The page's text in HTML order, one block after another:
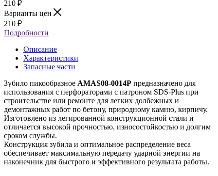
210 ₽
Варианты цен
210 ₽
Подробности
Описание
Характеристики
Запасные части
Зубило пикообразное AMAS08-0014P предназначено для
использования с перфораторами с патроном SDS-Plus при
строительстве или ремонте для легких долбежных и
демонтажных работ по бетону, природному камню, кирпичу.
Изготовлено из легированной конструкционной стали и
отличается высокой прочностью, износостойкостью и долгим
сроком службы.
Конструкция зубила и оптимальное распределение веса
обеспечивает максимальную передачу ударной энергии на
наконечник для быстрого и эффективного результата работы.